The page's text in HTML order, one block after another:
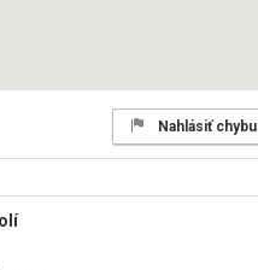
Nahlásiť chybu